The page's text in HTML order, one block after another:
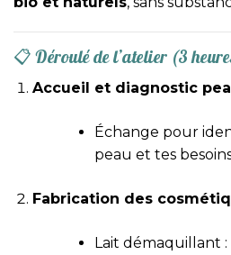
📋 Déroulé de l’atelier (3
Accueil et diagnostic
Échange pour
peau et tes
Fabrication des
Lait démaquillant